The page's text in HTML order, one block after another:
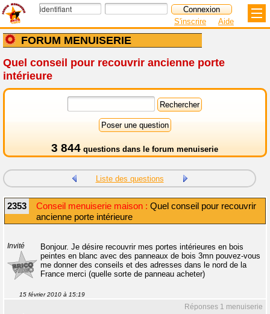
FORUM MENUISERIE
S'inscrire Aide
Quel conseil pour recouvrir ancienne porte
intérieure
3 844 questions dans le forum menuiserie
Liste des questions
2353 Conseil menuiserie maison : Quel conseil pour recouvrir
ancienne porte intérieure
Invité
Bonjour. Je désire recouvrir mes portes intérieures en bois
peintes en blanc avec des panneaux de bois 3mn pouvez-vous
me donner des conseils et des adresses dans le nord de la
France merci (quelle sorte de panneau acheter)
15 février 2010 à 15:19
Réponses 1 menuiserie